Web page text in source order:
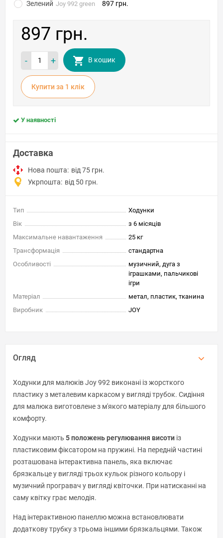
Зелений Joy 992 green 897 грн.
897 грн.
- + В кошик
Купити за 1 клiк
У наявності
Доставка
Нова пошта: від 75 грн.
Укрпошта: від 50 грн.
Тип
Ходунки
Вік
з 6 місяців
Максимальне навантаження
25 кг
Трансформація
стандартна
Особливості
музичний, дуга з
іграшками, пальчикові
ігри
Матеріал
метал, пластик, тканина
Виробник
JOY
Огляд
Ходунки для малюків Joy 992 виконані із жорсткого
пластику з металевим каркасом у вигляді трубок. Сидіння
для малюка виготовлене з м'якого матеріалу для більшого
комфорту.
Ходунки мають 5 положень регулювання висоти із
пластиковим фіксатором на пружині. На передній частині
розташована інтерактивна панель, яка включає
брязкальце у вигляді трьох кульок різного кольору і
музичний програвач у вигляді квіточки. При натисканні на
саму квітку грає мелодія.
Над інтерактивною панеллю можна встановлювати
додаткову трубку з трьома іншими брязкальцями. Також